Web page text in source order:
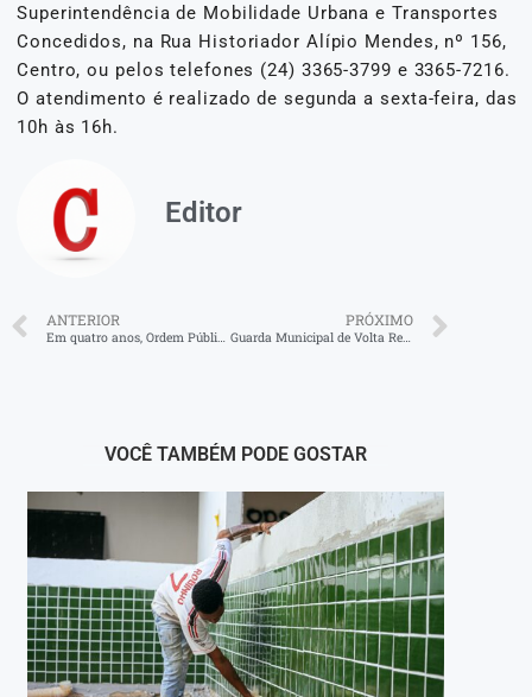
Superintendência de Mobilidade Urbana e Transportes
Concedidos, na Rua Historiador Alípio Mendes, nº 156,
Centro, ou pelos telefones (24) 3365-3799 e 3365-7216.
O atendimento é realizado de segunda a sexta-feira, das
10h às 16h.
Editor
ANTERIOR
Em quatro anos, Ordem Pública consolida Volta Redonda como modelo de segurança integrada e proximidade com a população
PRÓXIMO
Guarda Municipal de Volta Redonda prende motociclista embriagado na Avenida Amaral Peixoto
VOCÊ TAMBÉM PODE GOSTAR